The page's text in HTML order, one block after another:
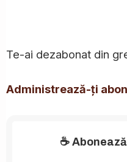
Te-ai dezabonat din
Administrează-ți
☕